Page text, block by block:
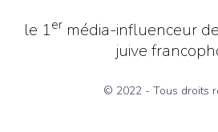
le 1ermédia-influenceur
juive
© 2022 - Tous droits